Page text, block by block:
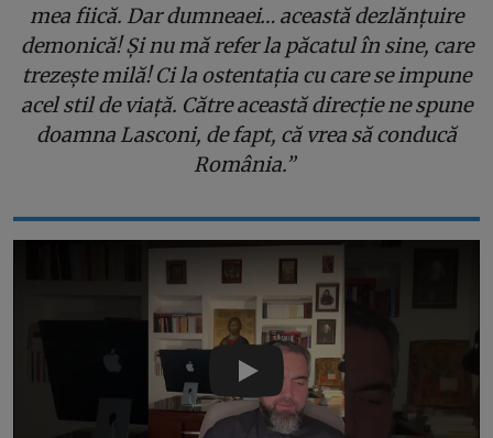
mea fiică. Dar dumneaei… această dezlănțuire
demonică! Și nu mă refer la păcatul în sine, care
trezește milă! Ci la ostentația cu care se impune
acel stil de viață. Către această direcție ne spune
doamna Lasconi, de fapt, că vrea să conducă
România.”
Play